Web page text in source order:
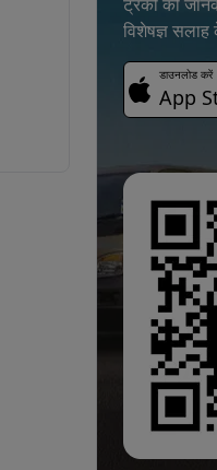
विशेषज्ञ
डाउनलोड करें
App